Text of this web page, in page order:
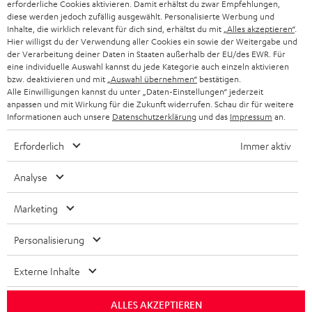
KOPFHÖRER
BLUETOOTH-KOPFHÖRER
STEREOANLAGEN
LAUTSPRECHER
ULTIMA-SERIE
IN-EAR-KOPFHÖRER
FANSHOP
NEUHEITEN
BLOG
NEWSLETTER
STORES
DEINE VORTEILE BEI TEUFEL
UNSER MANAGEMENT
NACHHALTIGKEIT
UNSERE WERTE
BILDUNGSRABATT
NIEDERLANDE
BELGIEN
FRANKREICH
POLEN
SPANIEN
ITALIEN
Technische Änderungen, Tippfehler und Irrtum vorbehalten. Das auf unseren
Fotos abgebildete Zubehör ist nicht im Lieferumfang enthalten. Etwaige
Entsorgungsgebühren für Batterien sind im Preis inbegriffen.
erforderliche Cookies aktivieren. Damit erhältst du zwar Empfehlungen,
diese werden jedoch zufällig ausgewählt. Personalisierte Werbung und
Inhalte, die wirklich relevant für dich sind, erhältst du mit „Alles akzeptieren“.
Hier willigst du der Verwendung aller Cookies ein sowie der Weitergabe und
der Verarbeitung deiner Daten in Staaten außerhalb der EU/des EWR. Für
eine individuelle Auswahl kannst du jede Kategorie auch einzeln aktivieren
bzw. deaktivieren und mit „Auswahl übernehmen“ bestätigen.
Alle Einwilligungen kannst du unter „Daten-Einstellungen“ jederzeit
anpassen und mit Wirkung für die Zukunft widerrufen. Schau dir für weitere
Informationen auch unsere Datenschutzerklärung und das Impressum an.
Erforderlich Immer aktiv
Analyse
Marketing
Personalisierung
Externe Inhalte
ALLES AKZEPTIEREN